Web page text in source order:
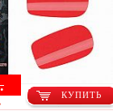
КУПИТЬ